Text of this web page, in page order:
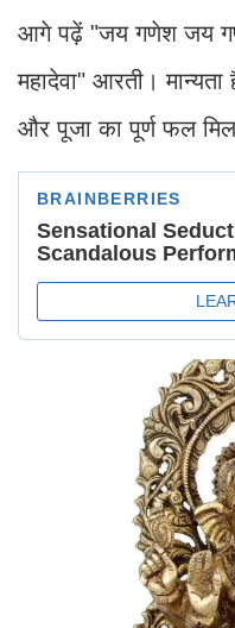
आगे पढ़ें "जय गणेश जय गणेश
महादेवा" आरती।
और पूजा का पूर्ण फल